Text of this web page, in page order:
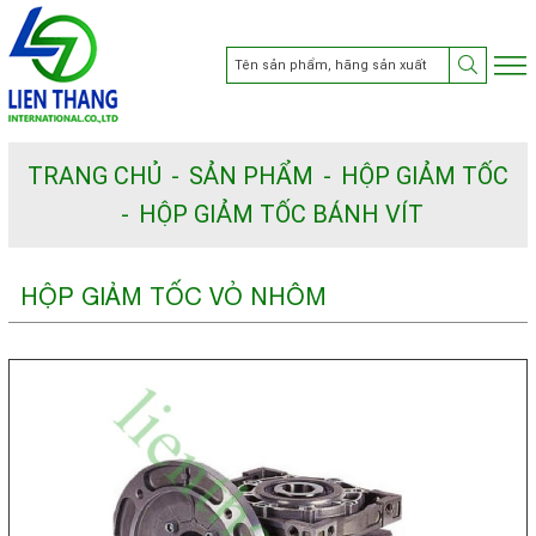
TRANG CHỦ SẢN PHẨM
HỘP GIẢM TỐC
HỘP GIẢM TỐC BÁNH VÍT
HỘP GIẢM TỐC VỎ NHÔM